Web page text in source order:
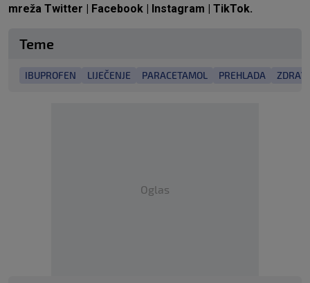
mreža Twitter Facebook Instagram TikTok.
Teme
IBUPROFEN LIJEČENJE PARACETAMOL PREHLADA
Oglas